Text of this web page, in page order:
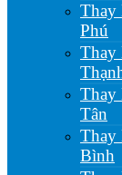
Thay
Phú
Thay
Thay
Tân
Thay
Bình